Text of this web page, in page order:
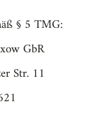
§ 5 TMG:
GbR
Str. 11